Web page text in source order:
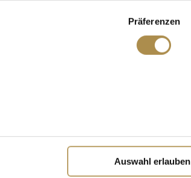
Präferenzen
Auswahl erlauben